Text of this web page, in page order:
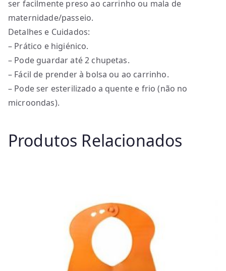
ser facilmente preso ao carrinho ou mala de
maternidade/passeio.
Detalhes e Cuidados:
– Prático e higiénico.
– Pode guardar até 2 chupetas.
– Fácil de prender à bolsa ou ao carrinho.
– Pode ser esterilizado a quente e frio (não no
microondas).
Produtos Relacionados